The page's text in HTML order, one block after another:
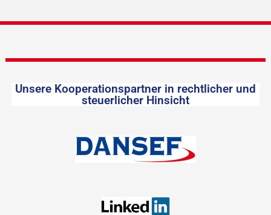
Unsere Kooperationspartner in rechtlicher und
steuerlicher Hinsicht